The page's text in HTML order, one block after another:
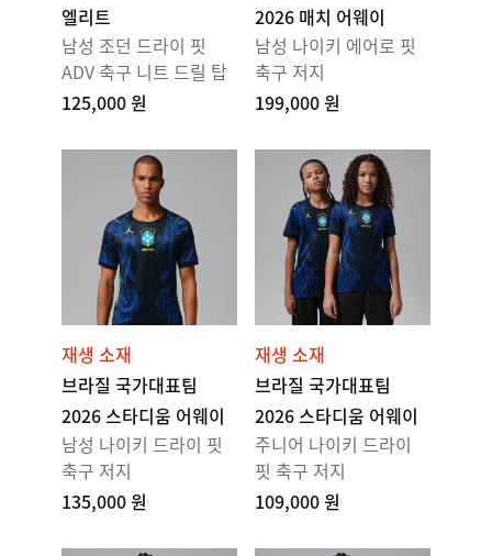
엘리트
남성 조던 드라이 핏
ADV 축구 니트 드릴 탑
125,000 원
2026 매치 어웨이
남성 나이키 에어로 핏
축구 저지
199,000 원
재생 소재
브라질 국가대표팀
2026 스타디움 어웨이
남성 나이키 드라이 핏
축구 저지
135,000 원
재생 소재
브라질 국가대표팀
2026 스타디움 어웨이
주니어 나이키 드라이
핏 축구 저지
109,000 원